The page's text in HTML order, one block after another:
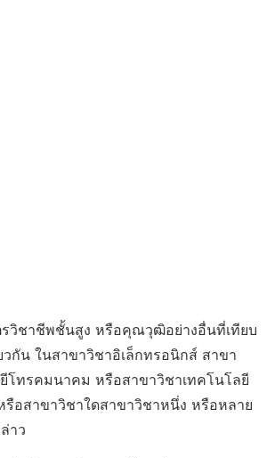
วิชาชีพชั้นสูง หรือคุณวุฒิอย่างอื่นที่เทียบ
วกัน ในสาขาวิชาอิเล็กทรอนิกส์ สาขา
โทรคมนาคม หรือสาขาวิชาเทคโนโลยี
รือสาขาวิชาใดสาขาวิชาหนึ่ง หรือหลาย
าว